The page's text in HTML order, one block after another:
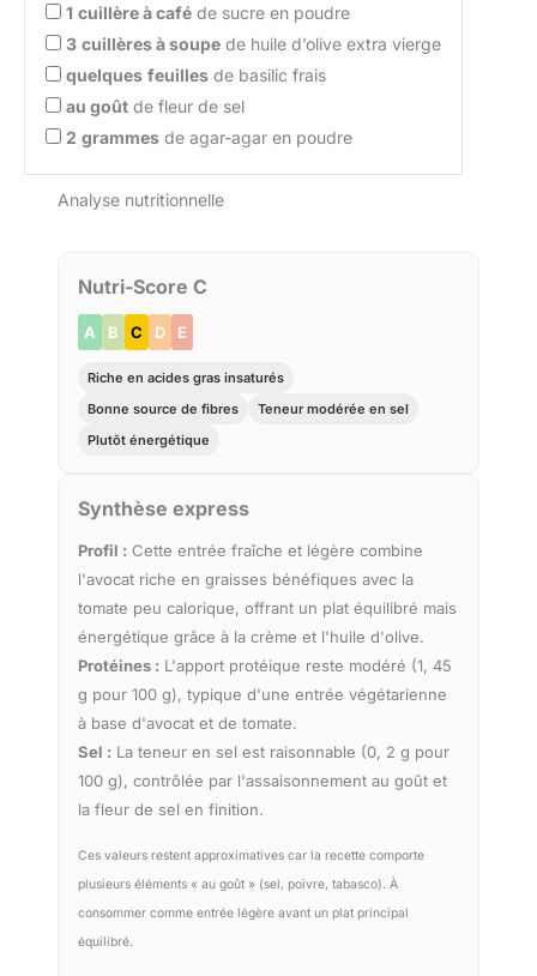
1 cuillère à café de sucre en poudre
3 cuillères à soupe de huile d’olive extra vierge
quelques feuilles de basilic frais
au goût de fleur de sel
2 grammes de agar-agar en poudre
Analyse nutritionnelle
Nutri-Score C
A B C D E
Riche en acides gras insaturés
Bonne source de fibres
Teneur modérée en sel
Plutôt énergétique
Synthèse express
Profil : Cette entrée fraîche et légère combine
l'avocat riche en graisses bénéfiques avec la
tomate peu calorique, offrant un plat équilibré mais
énergétique grâce à la crème et l'huile d'olive.
Protéines : L'apport protéique reste modéré (1, 45
g pour 100 g), typique d'une entrée végétarienne
à base d'avocat et de tomate.
Sel : La teneur en sel est raisonnable (0, 2 g pour
100 g), contrôlée par l'assaisonnement au goût et
la fleur de sel en finition.
Ces valeurs restent approximatives car la recette comporte
plusieurs éléments « au goût » (sel, poivre, tabasco). À
consommer comme entrée légère avant un plat principal
équilibré.